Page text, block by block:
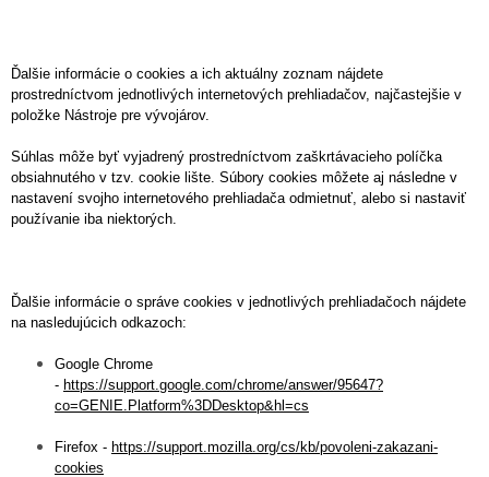
Ďalšie informácie o cookies a ich aktuálny zoznam nájdete
prostredníctvom jednotlivých internetových prehliadačov, najčastejšie v
položke Nástroje pre vývojárov.
Súhlas môže byť vyjadrený prostredníctvom zaškrtávacieho políčka
obsiahnutého v tzv. cookie lište. Súbory cookies môžete aj následne v
nastavení svojho internetového prehliadača odmietnuť, alebo si nastaviť
používanie iba niektorých.
Ďalšie informácie o správe cookies v jednotlivých prehliadačoch nájdete
na nasledujúcich odkazoch:
Google Chrome
- https://support.google.com/chrome/answer/95647?
co=GENIE.Platform%3DDesktop&hl=cs
Firefox - https://support.mozilla.org/cs/kb/povoleni-zakazani-
cookies